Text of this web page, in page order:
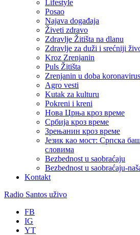
Lifestyle
Posao
Najava događaja
Živeti zdravo
Zdravlje Žitišta na dlanu
Zdravlje za duži i srećniji
Kroz Zrenjanin
Puls Žitišta
Zrenjanin u doba
Agro vesti
Kutak za kulturu
Pokreni i kreni
Нова Црња кроз време
Србија кроз време
Зрењанин кроз време
Језик као мост: Српска
словима
Bezbednost u saobraćaju
Bezbednost u saobraćaju-
Kontakt
Radio Santos uživo
FB
IG
YT